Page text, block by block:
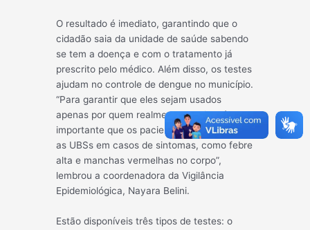
O resultado é imediato, garantindo que o
cidadão saia da unidade de saúde sabendo
se tem a doença e com o tratamento já
prescrito pelo médico. Além disso, os testes
ajudam no controle de dengue no município.
“Para garantir que eles sejam usados
apenas por quem realmente precisa, é
importante que os pacientes só procurem
as UBSs em casos de sintomas, como febre
alta e manchas vermelhas no corpo”,
lembrou a coordenadora da Vigilância
Epidemiológica, Nayara Belini.
Estão disponíveis três tipos de testes: o